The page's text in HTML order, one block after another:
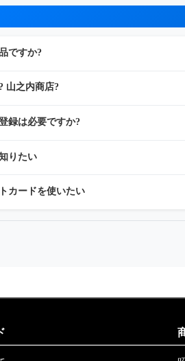
ですか?
山之内商店?
録は必要ですか?
りたい
カードを使いたい